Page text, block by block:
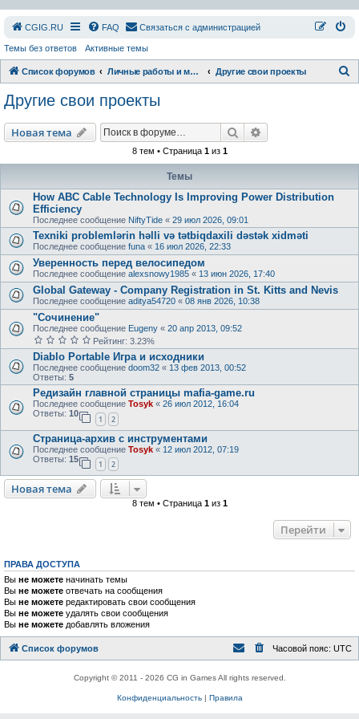
СGIG.RU FAQ Связаться с администрацией
Темы без ответов Активные темы
Список форумов Личные работы и модификации Другие свои проекты
Другие свои проекты
Новая тема Поиск
8 тем • Страница 1из 1
Темы
How ABC Cable Technology Is Improving Power Distribution
Efficiency
Последнее сообщение NiftyTide « 29 июл 2026, 09:01
Texniki problemlərin həlli və tətbiqdaxili dəstək xidməti
Последнее сообщение funa « 16 июл 2026, 22:33
Уверенность перед велосипедом
Последнее сообщение alexsnowy1985 « 13 июн 2026, 17:40
Global Gateway - Company Registration in St. Kitts and Nevis
Последнее сообщение aditya54720 « 08 янв 2026, 10:38
"Сочинение"
Последнее сообщение Eugeny « 20 апр 2013, 09:52
Рейтинг: 3.23%
Diablo Portable Игра и исходники
Последнее сообщение doom32 « 13 фев 2013, 00:52
Ответы: 5
Редизайн главной страницы mafia-game.ru
Последнее сообщение Tosyk « 26 июл 2012, 16:04
Ответы: 10
1 2
Страница-архив с инструментами
Последнее сообщение Tosyk « 12 июл 2012, 07:19
Ответы: 15
1 2
Новая тема
8 тем • Страница 1из 1
Перейти
ПРАВА ДОСТУПА
Вы не можете начинать темы
Вы не можете отвечать на сообщения
Вы не можете редактировать свои сообщения
Вы не можете удалять свои сообщения
Вы не можете добавлять вложения
Список форумов Часовой пояс: UTC
Copyright © 2011 - 2026 CG in Games All rights reserved.
Конфиденциальность| Правила